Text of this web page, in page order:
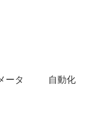
ータ 自動化